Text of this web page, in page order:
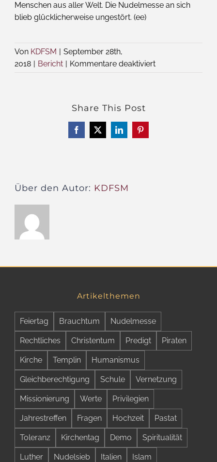
Menschen aus aller Welt. Die Nudelmesse an sich
blieb glücklicherweise ungestört. (ee)
Von KDFSM | September 28th,
2018 | Bericht | Kommentare deaktiviertfür
Share This Post
Facebook
X LinkedInPinterest
Über den Autor: KDFSM
Artikelthemen
Feiertag Brauchtum Nudelmesse
Rechtliches Christentum Predigt Piraten
Kirche Templin Humanismus
Gleichberechtigung Schule Vernetzung
Missionierung Werte Privilegien
Jahrestreffen Fragen Hochzeit Pastat
Toleranz Kirchentag Demo Spiritualität
Luther Nudelsieb Italien Islam